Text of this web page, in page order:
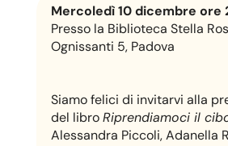
Mercoledì 10 dicembre ore
Presso la Biblioteca Stella
Ognissanti 5, Padova
Siamo felici di invitarvi alla
del libroRiprendiamoci il
Alessandra Piccoli, Adanella